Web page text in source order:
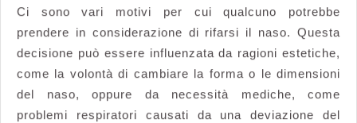
Ci sono vari motivi per cui qualcuno potrebbe
prendere in considerazione di rifarsi il naso. Questa
decisione può essere influenzata da ragioni estetiche,
come la volontà di cambiare la forma o le dimensioni
del naso, oppure da necessità mediche, come
problemi respiratori causati da una deviazione del